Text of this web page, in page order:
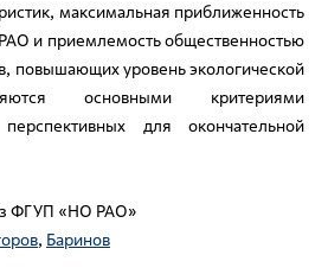
максимальная приближенность
и приемлемость общественностью
повышающих уровень экологической
основными критериями
для окончательной
ФГУП «НО РАО»
, Баринов